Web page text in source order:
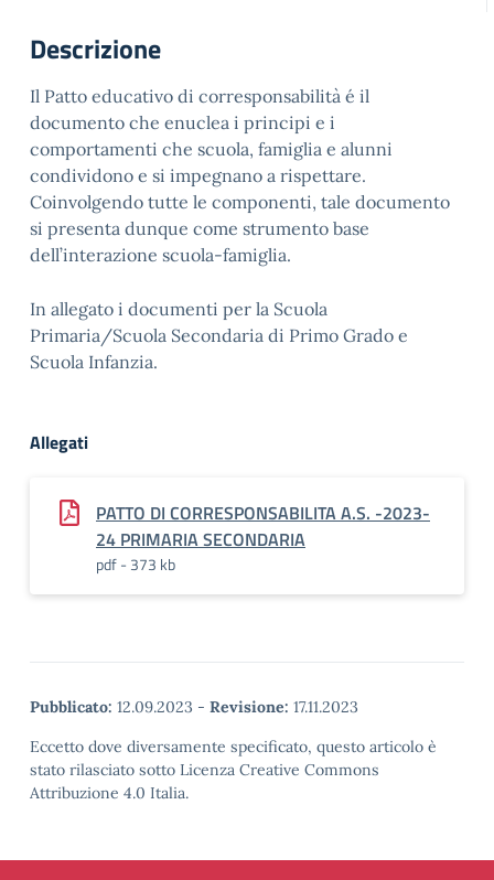
Descrizione
Il Patto educativo di corresponsabilità é il
documento che enuclea i principi e i
comportamenti che scuola, famiglia e alunni
condividono e si impegnano a rispettare.
Coinvolgendo tutte le componenti, tale documento
si presenta dunque come strumento base
dell’interazione scuola-famiglia.
In allegato i documenti per la Scuola
Primaria/Scuola Secondaria di Primo Grado e
Scuola Infanzia.
Allegati
PATTO DI CORRESPONSABILITA A.S. -2023-
24 PRIMARIA SECONDARIA
pdf - 373 kb
Pubblicato: 12.09.2023 - Revisione: 17.11.2023
Eccetto dove diversamente specificato, questo articolo è
stato rilasciato sotto Licenza Creative Commons
Attribuzione 4.0 Italia.